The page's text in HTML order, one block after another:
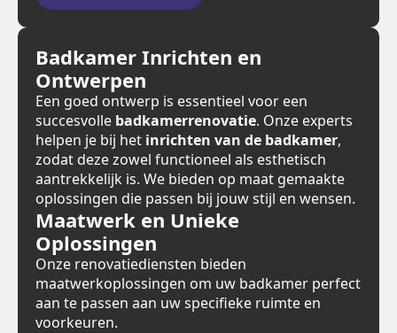
Badkamer Inrichten en
Ontwerpen
Een goed ontwerp is essentieel voor een
succesvolle badkamerrenovatie. Onze experts
helpen je bij het inrichten van de badkamer,
zodat deze zowel functioneel als esthetisch
aantrekkelijk is. We bieden op maat gemaakte
oplossingen die passen bij jouw stijl en wensen.
Maatwerk en Unieke
Oplossingen
Onze renovatiediensten bieden
maatwerkoplossingen om uw badkamer perfect
aan te passen aan uw specifieke ruimte en
voorkeuren.